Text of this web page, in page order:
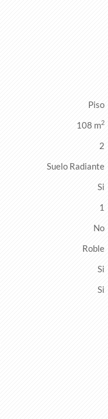
Piso
108 m2
2
Suelo Radiante
1
Roble